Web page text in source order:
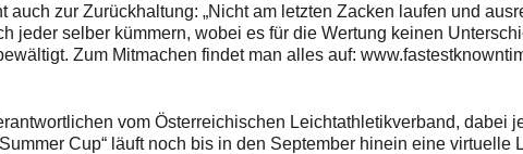
auch zur Zurückhaltung: „Nicht am letzten Zacken laufen und
jeder selber kümmern, wobei es für die Wertung keinen
Zum Mitmachen findet man alles auf:
vom Österreichischen Leichtathletikverband, dabei
Cup“ läuft noch bis in den September hinein eine